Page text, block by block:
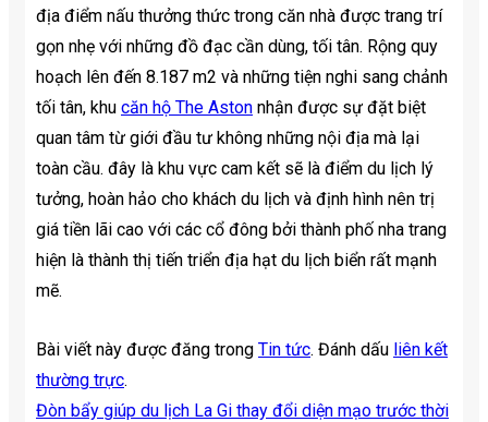
địa điểm nấu thưởng thức trong căn nhà được trang trí
gọn nhẹ với những đồ đạc cần dùng, tối tân. Rộng quy
hoạch lên đến 8.187 m2 và những tiện nghi sang chảnh
tối tân, khu căn hộ The Aston nhận được sự đặt biệt
quan tâm từ giới đầu tư không những nội địa mà lại
toàn cầu. đây là khu vực cam kết sẽ là điểm du lịch lý
tưởng, hoàn hảo cho khách du lịch và định hình nên trị
giá tiền lãi cao với các cổ đông bởi thành phố nha trang
hiện là thành thị tiến triển địa hạt du lịch biển rất mạnh
mẽ.
Bài viết này được đăng trong Tin tức. Đánh dấu liên kết
thường trực.
Đòn bẩy giúp du lịch La Gi thay đổi diện mạo trước thời